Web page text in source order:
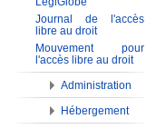
Journal de l'accès
libre au droit
Mouvement pour
l'accès libre au droit
Administration
Hébergement